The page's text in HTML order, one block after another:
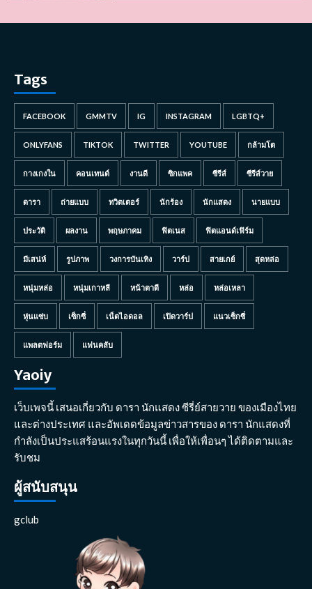
Tags
FACEBOOK GMMTV IG INSTAGRAM LGBTQ+
ONLYFANS TIKTOK TWITTER YOUTUBE กล้ามโต
กางเกงใน คอนเทนต์ งานดี ซิกแพค ซีรีส์ ซีรีส์วาย
ดารา ถ่ายแบบ ทวิตเตอร์ นักร้อง นักแสดง นายแบบ
ประวัติ ผลงาน พฤษภาคม ฟิตเนส ฟิตแอนด์เฟิร์ม
มีเสน่ห์ รูปภาพ วงการบันเทิง วาร์ป สายเกย์ สุดหล่อ
หนุ่มหล่อ หนุ่มเกาหลี หน้าตาดี หล่อ หล่อเหลา
หุ่นแซ่บ เซ็กซี่ เน็ตไอดอล เปิดวาร์ป แนวเซ็กซี่
แพลตฟอร์ม แฟนคลับ
Yaoiy
เว็บเพจนี้ เสนอเกี่ยวกับ ดารา นักแสดง ซีรี่ย์สายวาย ของเมืองไทย
และต่างประเทศ และอัพเดดข้อมูลข่าวสารของ ดารา นักแสดงที่
กำลังเป็นประแสร้อนแรงในทุกวันนี้ เพื่อให้เพื่อนๆ ได้ติดตามและ
รับชม
ผู้สนับสนุน
gclub